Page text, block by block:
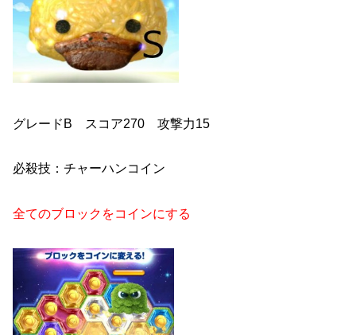
グレードB スコア270 攻撃力15
必殺技：チャーハンコイン
全てのブロックをコインにする